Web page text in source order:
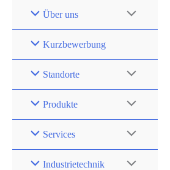
Über uns
Kurzbewerbung
Standorte
Produkte
Services
Industrietechnik